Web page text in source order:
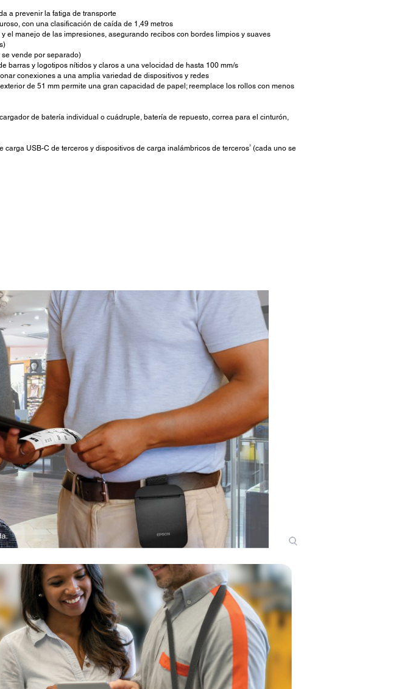
a prevenir la fatiga de transporte
con una clasificación de caída de 1,49 metros
manejo de las impresiones, asegurando recibos con bordes limpios y suaves
vende por separado)
barras y logotipos nítidos y claros a una velocidad de hasta 100 mm/s
conexiones a una amplia variedad de dispositivos y redes
de 51 mm permite una gran capacidad de papel; reemplace los rollos con menos
de batería individual o cuádruple, batería de repuesto, correa para el cinturón,
USB-C de terceros y dispositivos de carga inalámbricos de terceros3(cada uno se